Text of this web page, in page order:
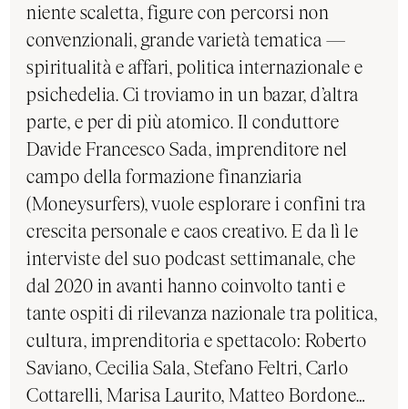
niente scaletta, figure con percorsi non
convenzionali, grande varietà tematica —
spiritualità e affari, politica internazionale e
psichedelia. Ci troviamo in un bazar, d’altra
parte, e per di più atomico. Il conduttore
Davide Francesco Sada, imprenditore nel
campo della formazione finanziaria
(Moneysurfers), vuole esplorare i confini tra
crescita personale e caos creativo. E da lì le
interviste del suo podcast settimanale, che
dal 2020 in avanti hanno coinvolto tanti e
tante ospiti di rilevanza nazionale tra politica,
cultura, imprenditoria e spettacolo: Roberto
Saviano, Cecilia Sala, Stefano Feltri, Carlo
Cottarelli, Marisa Laurito, Matteo Bordone…